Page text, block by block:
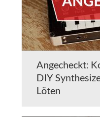
Angecheckt:
DIY
Löten